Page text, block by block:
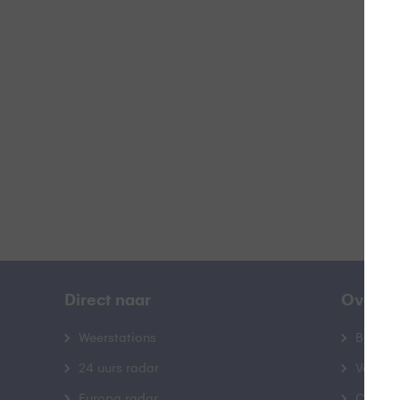
Direct naar
Weerstations
24 uurs radar
Over